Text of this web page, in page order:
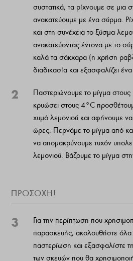
συστατικά, τα ρίχνουμε σε μια
ανακατεύουμε με ένα σύρμα.
και στη συνέχεια το ξύσμα
ανακατεύοντας έντονα με το
καλά τα σάκχαρα (η χρήση
διαδικασία και εξασφαλίζει
2
Παστεριώνουμε το μίγμα
κρυώσει στους 4°C
χυμό λεμονιού και αφήνουμε να
ώρες. Περνάμε το μίγμα από
να απομακρύνουμε τυχόν
λεμονιού. Βάζουμε το μίγμα
ΠΡΟΣΟΧΗ!
3
Για την περίπτωση που
παρασκευής, ακολουθήστε όλα
παστερίωση και εξασφαλίστε
των σκευών που θα